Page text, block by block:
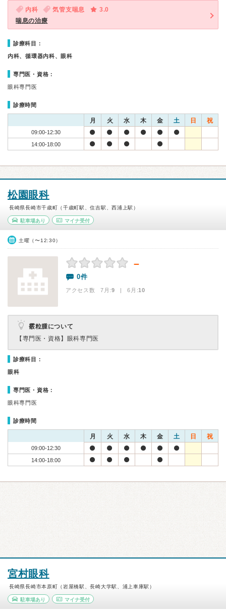
内科 気管支喘息
3.0
喘息の治療
診療科目：
内科、循環器内科、眼科
専門医・資格：
眼科専門医
診療時間
月 火 水 木 金 土 日 祝
09:00-12:30
14:00-18:00
松園眼科
長崎県長崎市千歳町（千歳町駅、住吉駅、西浦上駅）
駐車場あり マイナ受付
土曜（〜12:30）
－
0件
アクセス数 7月:9 | 6月:10
霰粒腫について
【専門医・資格】 眼科専門医
診療科目：
眼科
専門医・資格：
眼科専門医
診療時間
月 火 水 木 金 土 日 祝
09:00-12:30
14:00-18:00
宮村眼科
長崎県長崎市本原町（岩屋橋駅、長崎大学駅、浦上車庫駅）
駐車場あり マイナ受付